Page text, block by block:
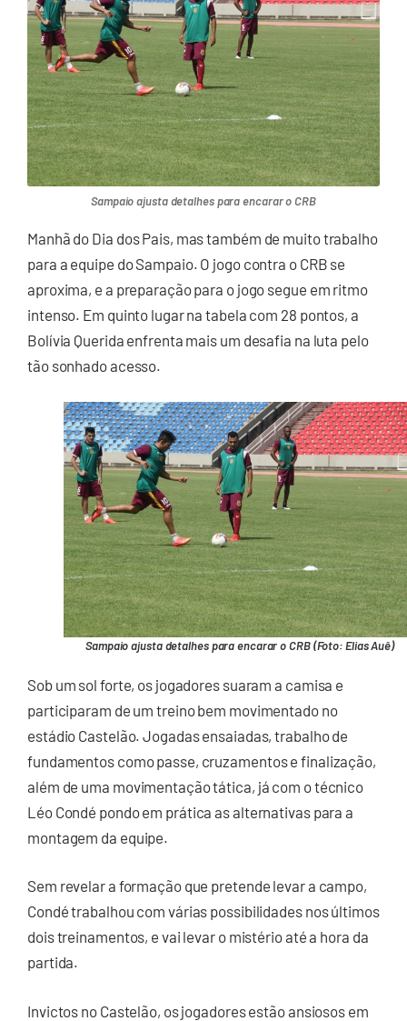
Sampaio ajusta detalhes para encarar o CRB
Manhã do Dia dos Pais, mas também de muito trabalho
para a equipe do Sampaio. O jogo contra o CRB se
aproxima, e a preparação para o jogo segue em ritmo
intenso. Em quinto lugar na tabela com 28 pontos, a
Bolívia Querida enfrenta mais um desafia na luta pelo
tão sonhado acesso.
Sampaio ajusta detalhes para encarar o CRB (Foto: Elias Auê)
Sob um sol forte, os jogadores suaram a camisa e
participaram de um treino bem movimentado no
estádio Castelão. Jogadas ensaiadas, trabalho de
fundamentos como passe, cruzamentos e finalização,
além de uma movimentação tática, já com o técnico
Léo Condé pondo em prática as alternativas para a
montagem da equipe.
Sem revelar a formação que pretende levar a campo,
Condé trabalhou com várias possibilidades nos últimos
dois treinamentos, e vai levar o mistério até a hora da
partida.
Invictos no Castelão, os jogadores estão ansiosos em